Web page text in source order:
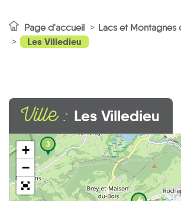
Page d'accueil Lacs et Montagnes
Les Villedieu
Ville : Les Villedieu
3
+
−